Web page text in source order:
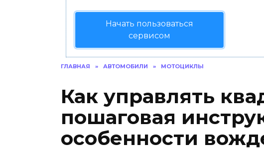
Начать пользоваться
сервисом
ГЛАВНАЯ » АВТОМОБИЛИ » МОТОЦИКЛЫ
Как управлять
пошаговая
особенности